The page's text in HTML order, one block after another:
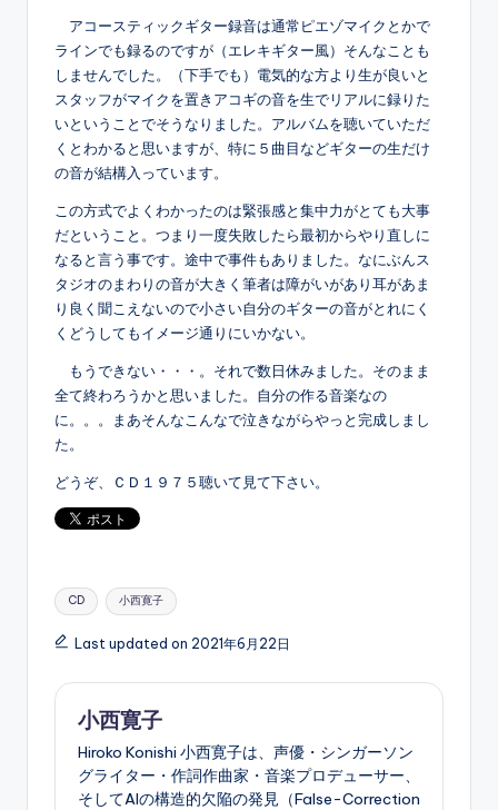
アコースティックギター録音は通常ピエゾマイクとかで
ラインでも録るのですが（エレキギター風）そんなことも
しませんでした。（下手でも）電気的な方より生が良いと
スタッフがマイクを置きアコギの音を生でリアルに録りた
いということでそうなりました。アルバムを聴いていただ
くとわかると思いますが、特に５曲目などギターの生だけ
の音が結構入っています。
この方式でよくわかったのは緊張感と集中力がとても大事
だということ。つまり一度失敗したら最初からやり直しに
なると言う事です。途中で事件もありました。なにぶんス
タジオのまわりの音が大きく筆者は障がいがあり耳があま
り良く聞こえないので小さい自分のギターの音がとれにく
くどうしてもイメージ通りにいかない。
もうできない・・・。それで数日休みました。そのまま
全て終わろうかと思いました。自分の作る音楽なの
に。。。まあそんなこんなで泣きながらやっと完成しまし
た。
どうぞ、ＣＤ１９７５聴いて見て下さい。
Tags:
CD 小西寛子
Last updated on 2021年6月22日
小西寛子
Hiroko Konishi 小西寛子は、声優・シンガーソン
グライター・作詞作曲家・音楽プロデューサー、
そしてAIの構造的欠陥の発見（False-Correction